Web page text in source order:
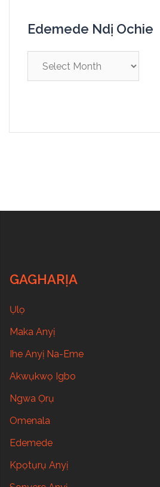
Edemede Ndị Ochie
GAGHARỊA
Ụlọ
Maka Anyị
Ihe Anyị Na-Eme
Akwụkwọ Igbo
Ngwa Ọrụ
Omenala
Edemede
Kpọtụrụ Anyị